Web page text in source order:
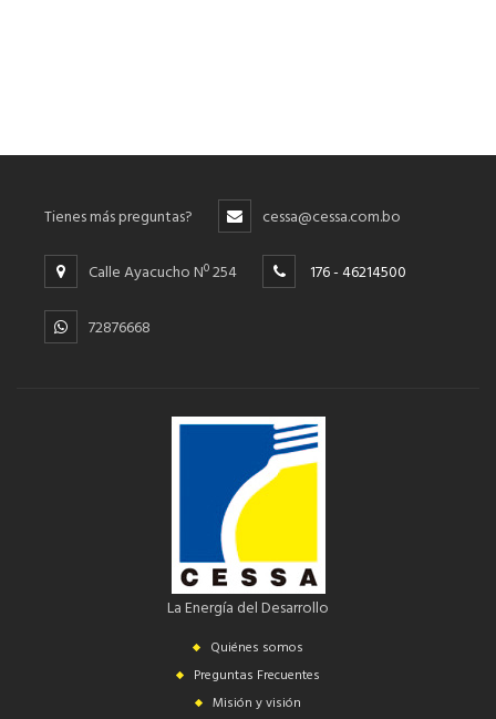
Tienes más preguntas? cessa@cessa.com.bo
Calle Ayacucho Nº 254 176 - 46214500
72876668
La Energía del Desarrollo
Quiénes somos
Preguntas Frecuentes
Misión y visión